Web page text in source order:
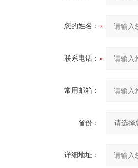
您的姓名：
联系电话：
常用邮箱：
省份：
详细地址：